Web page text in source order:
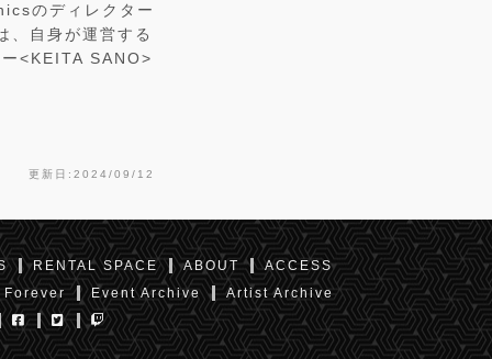
のディレクター
、自身が運営する
<KEITA SANO>
更新日:2024/09/12
RENTAL SPACE ABOUT
ACCESS
Forever
Event Archive Artist Archive